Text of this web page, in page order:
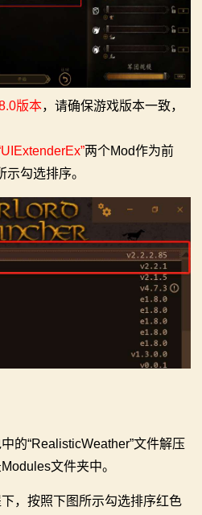
版本，请确保游戏版本一致，
两个Mod作为前
勾选排序。
的“RealisticWeather”文件解压
文件夹中。
，按照下图所示勾选排序红色